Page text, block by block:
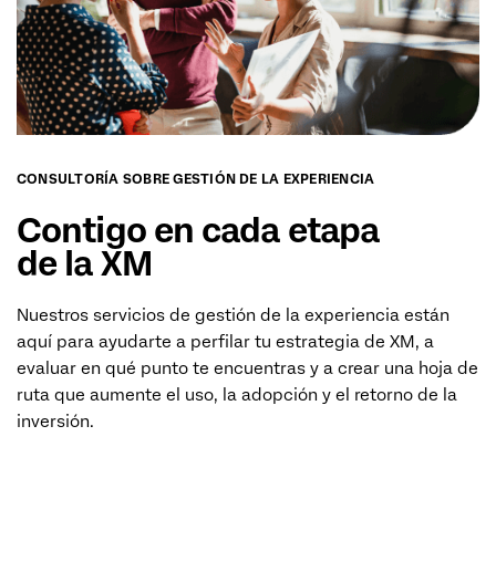
CONSULTORÍA SOBRE GESTIÓN DE LA EXPERIENCIA
Contigo en cada etapa
de la XM
Nuestros servicios de gestión de la experiencia están
aquí para ayudarte a perfilar tu estrategia de XM, a
evaluar en qué punto te encuentras y a crear una hoja de
ruta que aumente el uso, la adopción y el retorno de la
inversión.